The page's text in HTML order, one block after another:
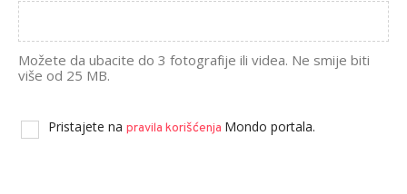
Možete da ubacite do 3 fotografije ili videa. Ne smije biti
više od 25 MB.
Pristajete na pravila korišćenja Mondo portala.